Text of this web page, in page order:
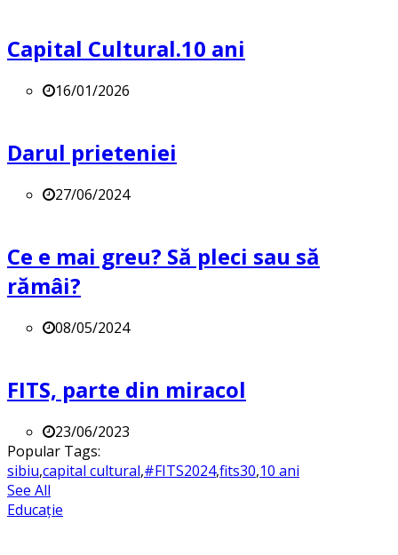
Capital Cultural.10 ani
16/01/2026
Darul prieteniei
27/06/2024
Ce e mai greu? Să pleci sau să
rămâi?
08/05/2024
FITS, parte din miracol
23/06/2023
Popular Tags:
sibiu,capital cultural,#FITS2024,fits30,10 ani
See All
Educație